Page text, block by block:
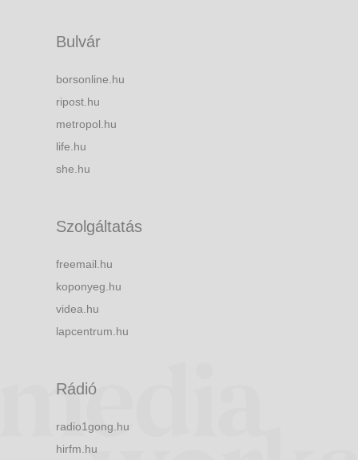
Bulvár
borsonline.hu
ripost.hu
metropol.hu
life.hu
she.hu
Szolgáltatás
freemail.hu
koponyeg.hu
videa.hu
lapcentrum.hu
Rádió
radio1gong.hu
hirfm.hu